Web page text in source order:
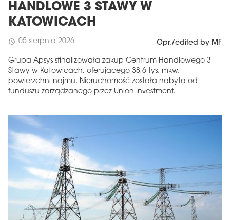
HANDLOWE 3 STAWY W
KATOWICACH
schedule 05 sierpnia 2026 Opr./edited by MF
Grupa Apsys sfinalizowała zakup Centrum Handlowego 3
Stawy w Katowicach, oferującego 38,6 tys. mkw.
powierzchni najmu. Nieruchomość została nabyta od
funduszu zarządzanego przez Union Investment.